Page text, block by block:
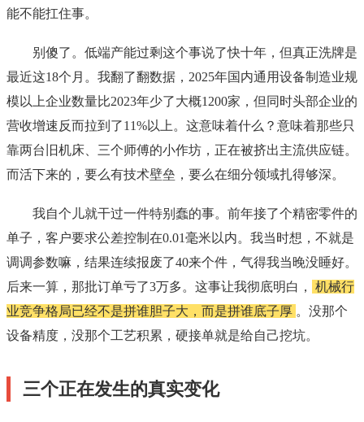
能不能扛住事。
别傻了。低端产能过剩这个事说了快十年，但真正洗牌是
最近这18个月。我翻了翻数据，2025年国内通用设备制造业规
模以上企业数量比2023年少了大概1200家，但同时头部企业的
营收增速反而拉到了11%以上。这意味着什么？意味着那些只
靠两台旧机床、三个师傅的小作坊，正在被挤出主流供应链。
而活下来的，要么有技术壁垒，要么在细分领域扎得够深。
我自个儿就干过一件特别蠢的事。前年接了个精密零件的
单子，客户要求公差控制在0.01毫米以内。我当时想，不就是
调调参数嘛，结果连续报废了40来个件，气得我当晚没睡好。
后来一算，那批订单亏了3万多。这事让我彻底明白，
机械行
业竞争格局已经不是拼谁胆子大，而是拼谁底子厚 。没那个
设备精度，没那个工艺积累，硬接单就是给自己挖坑。
三个正在发生的真实变化